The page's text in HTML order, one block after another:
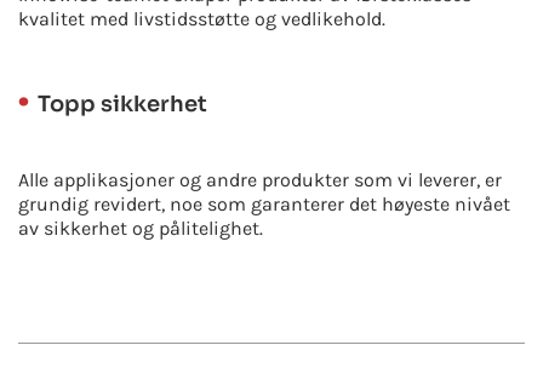
kvalitet med livstidsstøtte og vedlikehold.
Topp sikkerhet
Alle applikasjoner og andre produkter som vi leverer, er
grundig revidert, noe som garanterer det høyeste nivået
av sikkerhet og pålitelighet.